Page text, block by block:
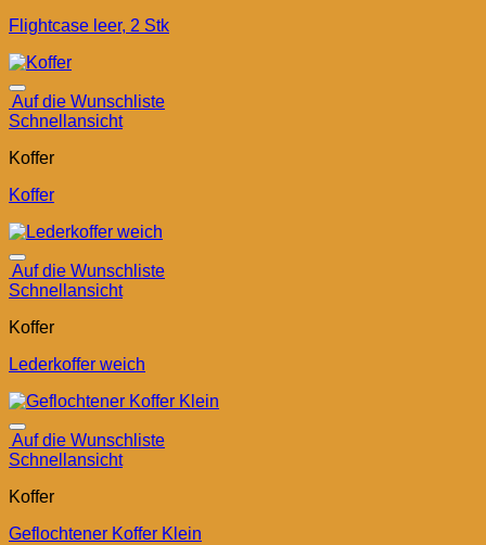
Flightcase leer, 2 Stk
Auf die Wunschliste
Schnellansicht
Koffer
Koffer
Auf die Wunschliste
Schnellansicht
Koffer
Lederkoffer weich
Auf die Wunschliste
Schnellansicht
Koffer
Geflochtener Koffer Klein